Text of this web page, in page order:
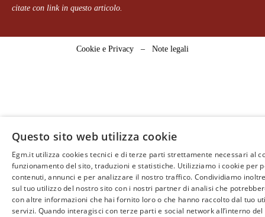
citate con link in questo articolo.
Cookie e Privacy – Note legali
Questo sito web utilizza cookie
Egm.it utilizza cookies tecnici e di terze parti strettamente necessari al
funzionamento del sito, traduzioni e statistiche. Utilizziamo i cookie per
contenuti, annunci e per analizzare il nostro traffico. Condividiamo
sul tuo utilizzo del nostro sito con i nostri partner di analisi che
con altre informazioni che hai fornito loro o che hanno raccolto dal tuo
servizi. Quando interagisci con terze parti e social network all’interno